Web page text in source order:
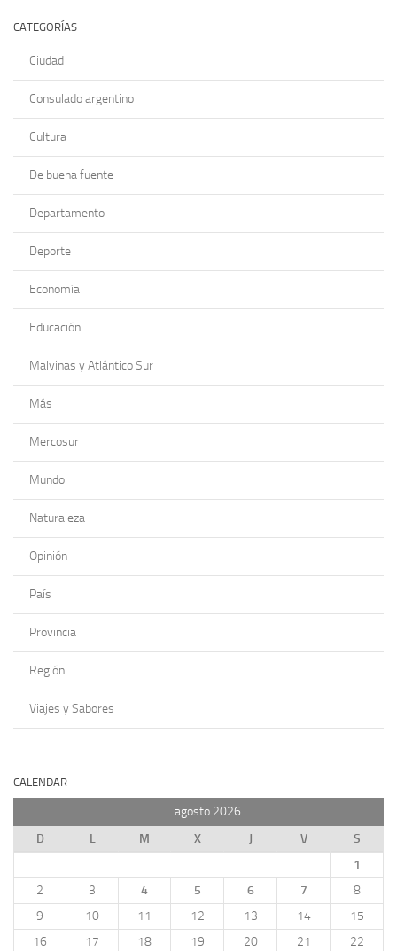
CATEGORÍAS
Ciudad
Consulado argentino
Cultura
De buena fuente
Departamento
Deporte
Economía
Educación
Malvinas y Atlántico Sur
Más
Mercosur
Mundo
Naturaleza
Opinión
País
Provincia
Región
Viajes y Sabores
CALENDAR
agosto 2026
D
L M X J V
S
1
2
3 4 5 6 7
8
9
10 11 12 13 14
15
16
17 18 19 20 21
22